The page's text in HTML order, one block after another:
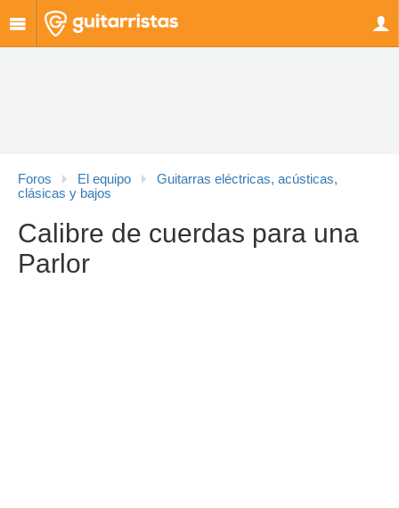
Foros El equipo
Guitarras eléctricas, acústicas,
clásicas y bajos
Calibre de cuerdas para una
Parlor